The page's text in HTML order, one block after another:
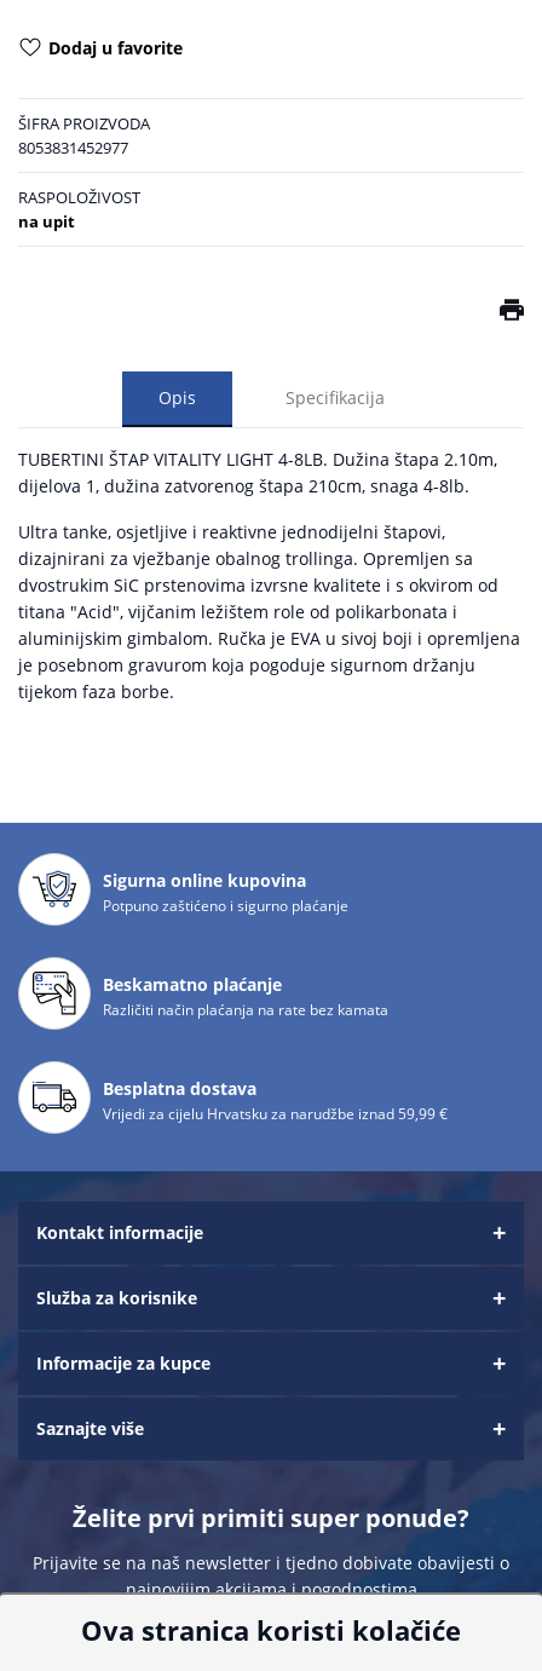
Dodaj u favorite
ŠIFRA PROIZVODA
8053831452977
RASPOLOŽIVOST
na upit
Opis Specifikacija
TUBERTINI ŠTAP VITALITY LIGHT 4-8LB. Dužina štapa 2.10m,
dijelova 1, dužina zatvorenog štapa 210cm, snaga 4-8lb.
Ultra tanke, osjetljive i reaktivne jednodijelni štapovi,
dizajnirani za vježbanje obalnog trollinga. Opremljen sa
dvostrukim SiC prstenovima izvrsne kvalitete i s okvirom od
titana "Acid", vijčanim ležištem role od polikarbonata i
aluminijskim gimbalom. Ručka je EVA u sivoj boji i opremljena
je posebnom gravurom koja pogoduje sigurnom držanju
tijekom faza borbe.
Sigurna online kupovina
Potpuno zaštićeno i sigurno plaćanje
Beskamatno plaćanje
Različiti način plaćanja na rate bez kamata
Besplatna dostava
Vrijedi za cijelu Hrvatsku za narudžbe iznad 59,99 €
Kontakt informacije
Služba za korisnike
Informacije za kupce
Saznajte više
Želite prvi primiti super ponude?
Prijavite se na naš newsletter i tjedno dobivate obavijesti o
najnovijim akcijama i pogodnostima
Ova stranica koristi kolačiće